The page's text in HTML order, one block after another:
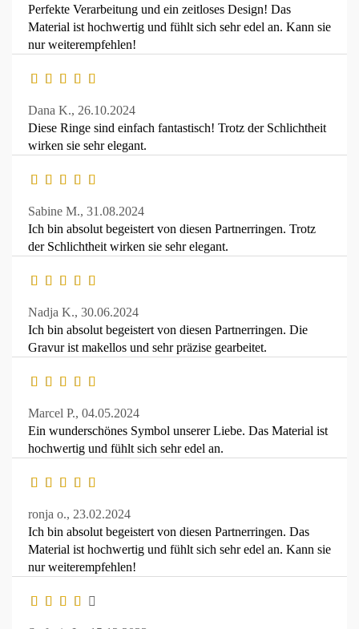
Perfekte Verarbeitung und ein zeitloses Design! Das
Material ist hochwertig und fühlt sich sehr edel an. Kann sie
nur weiterempfehlen!
Dana K., 26.10.2024
Diese Ringe sind einfach fantastisch! Trotz der Schlichtheit
wirken sie sehr elegant.
Sabine M., 31.08.2024
Ich bin absolut begeistert von diesen Partnerringen. Trotz
der Schlichtheit wirken sie sehr elegant.
Nadja K., 30.06.2024
Ich bin absolut begeistert von diesen Partnerringen. Die
Gravur ist makellos und sehr präzise gearbeitet.
Marcel P., 04.05.2024
Ein wunderschönes Symbol unserer Liebe. Das Material ist
hochwertig und fühlt sich sehr edel an.
ronja o., 23.02.2024
Ich bin absolut begeistert von diesen Partnerringen. Das
Material ist hochwertig und fühlt sich sehr edel an. Kann sie
nur weiterempfehlen!